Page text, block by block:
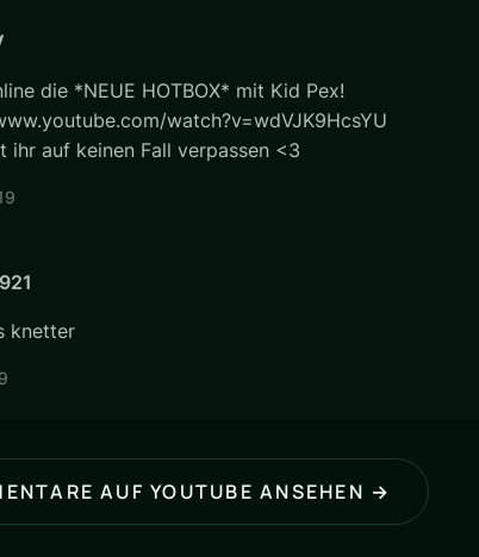
die *NEUE HOTBOX* mit Kid Pex!
watch?v=wdVJK9HcsYU
ihr auf keinen Fall verpassen <3
knetter
AUF YOUTUBE ANSEHEN →